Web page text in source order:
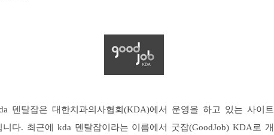
덴탈잡은 대한치과의사협회(KDA)에서 운영을 하고 있는 사이트
니다. 최근에 kda 덴탈잡이라는 이름에서 굿잡(GoodJob) KDA로 개